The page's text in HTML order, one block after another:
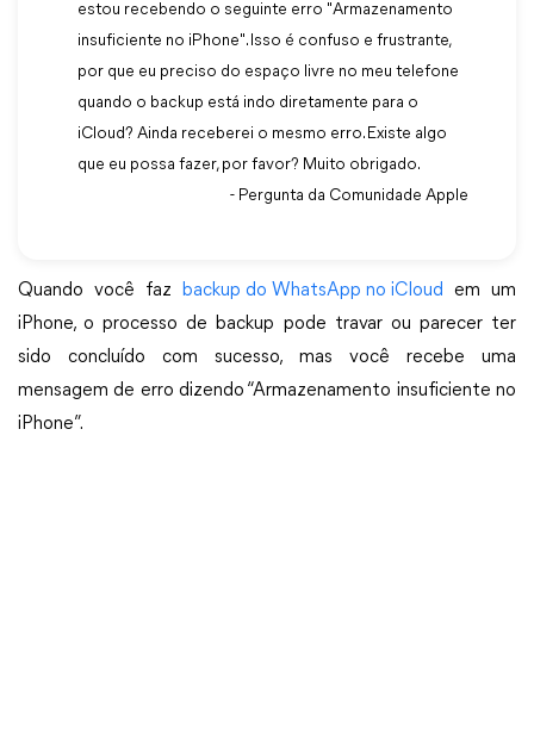
estou recebendo o seguinte erro "Armazenamento
insuficiente no iPhone". Isso é confuso e frustrante,
por que eu preciso do espaço livre no meu telefone
quando o backup está indo diretamente para o
iCloud? Ainda receberei o mesmo erro. Existe algo
que eu possa fazer, por favor? Muito obrigado.
- Pergunta da Comunidade Apple
Quando você faz backup do WhatsApp no iCloud
em um
iPhone, o processo de backup pode travar ou parecer ter
sido concluído com sucesso, mas você recebe uma
mensagem de erro dizendo “Armazenamento insuficiente no
iPhone”.